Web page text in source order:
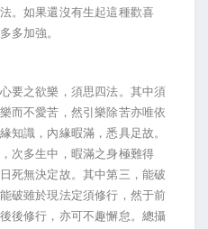
。如果還沒有生起這種歡喜
多加強。
要之欲樂，須思四法。其中須
而不愛苦，然引樂除苦亦唯依
知識，內緣暇滿，悉具足故。
次多生中，暇滿之身極難得
死無決定故。其中第三，能破
破雖於現法定須修行，然于前
後修行，亦可不趣懈怠。總攝